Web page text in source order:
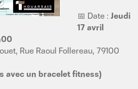
📅 Date : Jeudi
17 avril
Rue Raoul Follereau, 79100
avec un bracelet fitness)